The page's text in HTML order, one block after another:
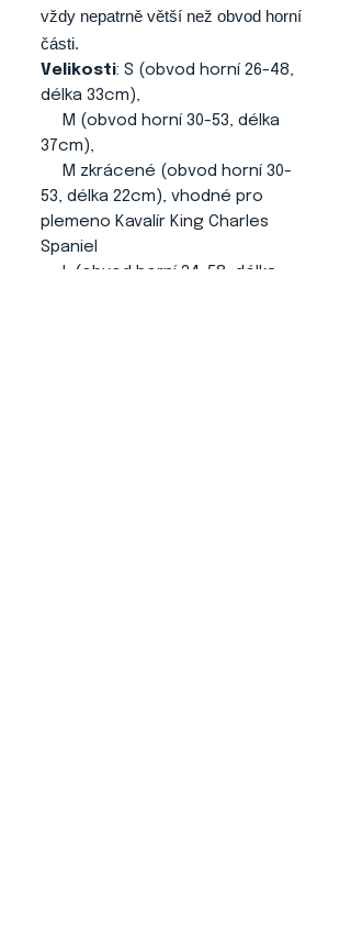
vždy nepatrně větší než obvod horní
části.
Velikosti: S (obvod horní 26-48,
délka 33cm),
M (obvod horní 30-53, délka
37cm),
M zkrácené (obvod horní 30-
53, délka 22cm), vhodné pro
plemeno Kavalír King Charles
Spaniel
L (obvod horní 34-58, délka